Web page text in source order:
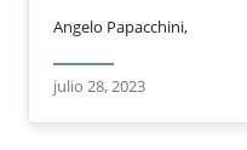
Angelo Papacchini,
julio 28, 2023